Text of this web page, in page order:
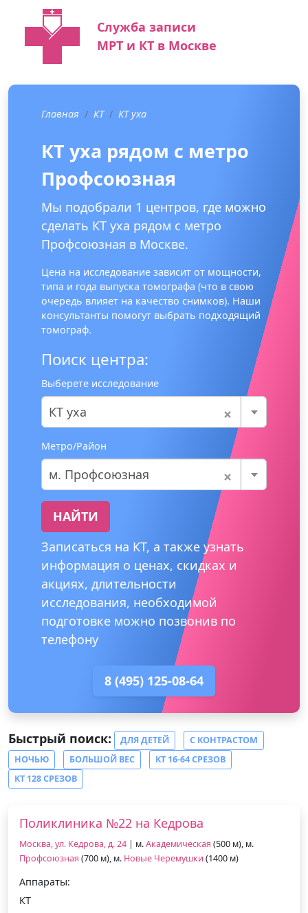
Служба записи
МРТ и КТ в Москве
Главная КТ КТ уха
КТ уха рядом с метро
Профсоюзная
Мы подобрали 1 центров, где можно
сделать КТ уха рядом с метро
Профсоюзная в Москве.
Цена на исследование зависит от мощности,
типа и года выпуска томографа (что в свою
очередь влияет на качество снимков). Наши
консультанты помогут выбрать подходящий
томограф.
Поиск центра:
Выберете исследование
×
КТ уха
Метро/Район
×
м. Профсоюзная
НАЙТИ
Записаться на КТ, а также узнать
информация о ценах, скидках и
акциях, длительности
исследования, необходимой
подготовке можно позвонив по
телефону
8 (495) 125-08-64
Быстрый поиск: ДЛЯ ДЕТЕЙ
С КОНТРАСТОМ
НОЧЬЮ
БОЛЬШОЙ ВЕС
КТ 16-64 СРЕЗОВ
КТ 128 СРЕЗОВ
Поликлиника №22 на Кедрова
Москва, ул. Кедрова, д. 24 | м.Академическая (500 м), м.
Профсоюзная (700 м), м. Новые Черемушки (1400 м)
Аппараты:
КТ